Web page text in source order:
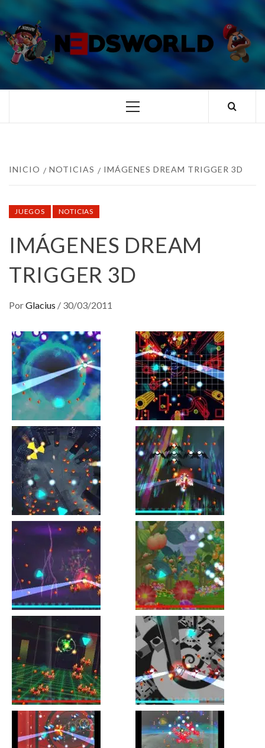
al
contenido
TUS ESPECIALISTAS EN NINTENDO
Menú
INICIO NOTICIAS IMÁGENES DREAM TRIGGER 3D
JUEGOS NOTICIAS
IMÁGENES DREAM
TRIGGER 3D
PorGlacius / 30/03/2011